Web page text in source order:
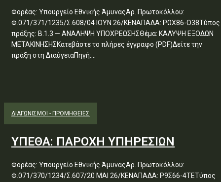
Φορέας: Υπουργείο Εθνικής ΆμυναςΑρ. Πρωτοκόλλου:
Φ.071/371/1235/Σ.608/04 ΙΟΥΝ 26/ΚΕΝΑΠΑΔΑ: ΡΩΧ86-Ο38Τύπος
πράξης: Β.1.3 — ΑΝΑΛΗΨΗ ΥΠΟΧΡΕΩΣΗΣΘέμα: ΚΑΛΥΨΗ ΕΞΟΔΩΝ
ΜΕΤΑΚΙΝΗΣΗΣΚατεβάστε το πλήρες έγγραφο (PDF)Δείτε την
πράξη στη ΔιαύγειαΠηγή:...
ΔΙΑΓΩΝΙΣΜΟΊ - ΠΡΟΜΉΘΕΙΕΣ
ΥΠΕΘΑ: ΠΑΡΟΧΗ ΥΠΗΡΕΣΙΩΝ
Φορέας: Υπουργείο Εθνικής ΆμυναςΑρ. Πρωτοκόλλου:
Φ.071/370/1234/Σ.607/20 ΜΑΙ 26/ΚΕΝΑΠΑΔΑ: Ρ9Σ66-4ΤΕΤύπος